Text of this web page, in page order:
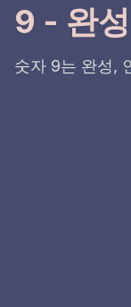
9 - 완
숫자 9는 완성,